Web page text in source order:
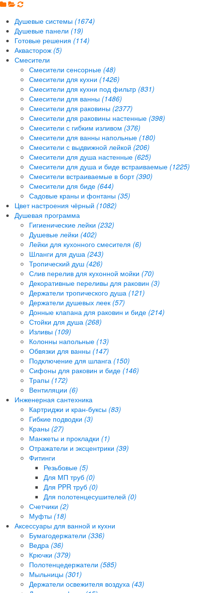
Душевые системы (1674)
Душевые панели (19)
Готовые решения (114)
Аквасторож (5)
Смесители
Смесители сенсорные (48)
Смесители для кухни (1426)
Смесители для кухни под фильтр (831)
Смесители для ванны (1486)
Смесители для раковины (2377)
Смесители для раковины настенные (398)
Смесители с гибким изливом (376)
Смесители для ванны напольные (180)
Смесители с выдвижной лейкой (206)
Смесители для душа настенные (625)
Смесители для душа и биде встраиваемые (1225)
Смесители встраиваемые в борт (390)
Смесители для биде (644)
Садовые краны и фонтаны (35)
Цвет настроения чёрный (1082)
Душевая программа
Гигиенические лейки (232)
Душевые лейки (402)
Лейки для кухонного смесителя (6)
Шланги для душа (243)
Тропический душ (426)
Слив перелив для кухонной мойки (70)
Декоративные переливы для раковин (3)
Держатели тропического душа (121)
Держатели душевых леек (57)
Донные клапана для раковин и биде (214)
Стойки для душа (268)
Изливы (109)
Колонны напольные (13)
Обвязки для ванны (147)
Подключение для шланга (150)
Сифоны для раковин и биде (146)
Трапы (172)
Вентиляции (6)
Инженерная сантехника
Картриджи и кран-буксы (83)
Гибкие подводки (3)
Краны (27)
Манжеты и прокладки (1)
Отражатели и эксцентрики (39)
Фитинги
Резьбовые (5)
Для МП труб (0)
Для PPR труб (0)
Для полотенцесушителей (0)
Счетчики (2)
Муфты (18)
Аксессуары для ванной и кухни
Бумагодержатели (336)
Ведра (36)
Крючки (379)
Полотенцедержатели (585)
Мыльницы (301)
Держатели освежителя воздуха (43)